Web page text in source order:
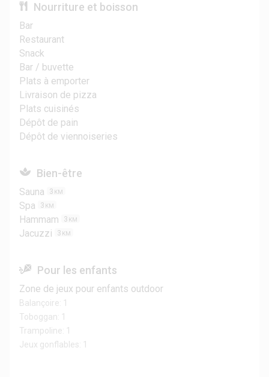
Nourriture et boisson
Bar
Restaurant
Snack
Bar / buvette
Plats à emporter
Livraison de pizza
Plats cuisinés
Dépôt de pain
Dépôt de viennoiseries
Bien-être
Sauna 3 KM
Spa 3 KM
Hammam 3 KM
Jacuzzi 3 KM
Pour les enfants
Zone de jeux pour enfants outdoor
Balançoire: 1
Toboggan: 1
Trampoline: 1
Jeux gonflables: 1